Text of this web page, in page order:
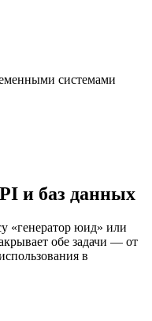
системами
и баз данных
«генератор юид» или
обе задачи — от
в